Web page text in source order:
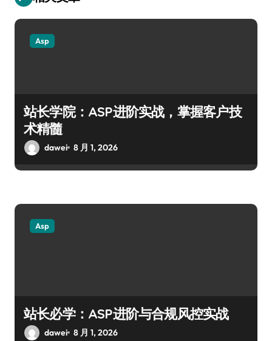
Asp
站长学院：ASP进阶实战，掌握客户技
术精髓
dawei 8 月 1, 2026
Asp
站长必学：ASP进阶与合规风控实战
dawei 8 月 1, 2026